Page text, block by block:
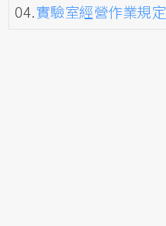
04.實驗室經營作業規定